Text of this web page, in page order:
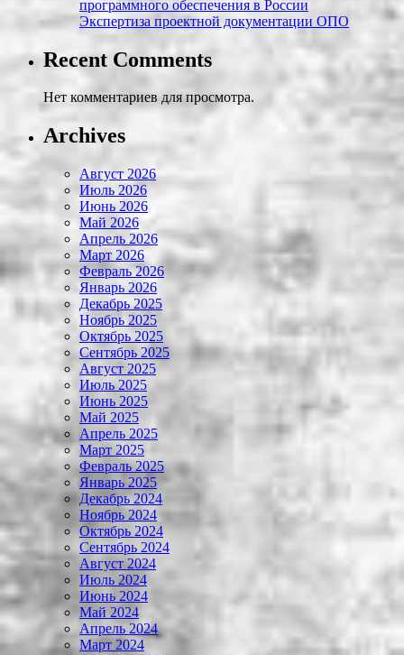
программного обеспечения в России
Экспертиза проектной документации ОПО
Recent Comments
Нет комментариев для просмотра.
Archives
Август 2026
Июль 2026
Июнь 2026
Май 2026
Апрель 2026
Март 2026
Февраль 2026
Январь 2026
Декабрь 2025
Ноябрь 2025
Октябрь 2025
Сентябрь 2025
Август 2025
Июль 2025
Июнь 2025
Май 2025
Апрель 2025
Март 2025
Февраль 2025
Январь 2025
Декабрь 2024
Ноябрь 2024
Октябрь 2024
Сентябрь 2024
Август 2024
Июль 2024
Июнь 2024
Май 2024
Апрель 2024
Март 2024